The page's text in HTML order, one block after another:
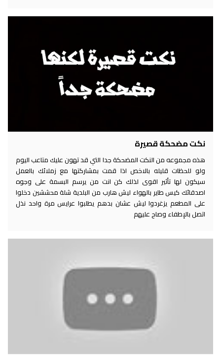
نكت مضحكة قصيرة
هذه مجموعه من النكت المضحكة جدا التي قد تهون عليك متاعب اليوم
ولو للحظات قليله بالاخص اذا قمت بمشاركتها مع زملائك بالعمل
سيكون لها تأثير اقوى لذلك كن انت من يرسم البسمة على وجوه
اصدقائك كيس طاير بالهواء ليش هارب من البلدية شلة محششين دخلوا
على المطعم يزغردوا ليش عشان بدهم يطلبوا عرايس مرة واحد نذل
اتصل بالإطفاء وصاح عليهم